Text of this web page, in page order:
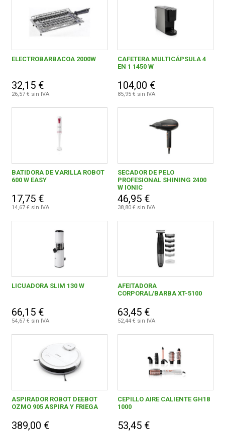
ELECTROBARBACOA 2000W
32,15 €
26,57 € sin IVA
CAFETERA MULTICÁPSULA 4
EN 1 1450 W
104,00 €
85,95 € sin IVA
BATIDORA DE VARILLA ROBOT
600 W EASY
17,75 €
14,67 € sin IVA
SECADOR DE PELO
PROFESIONAL SHINING 2400
W IONIC
46,95 €
38,80 € sin IVA
LICUADORA SLIM 130 W
66,15 €
54,67 € sin IVA
AFEITADORA
CORPORAL/BARBA XT-5100
63,45 €
52,44 € sin IVA
ASPIRADOR ROBOT DEEBOT
OZMO 905 ASPIRA Y FRIEGA
389,00 €
CEPILLO AIRE CALIENTE GH18
1000
53,45 €